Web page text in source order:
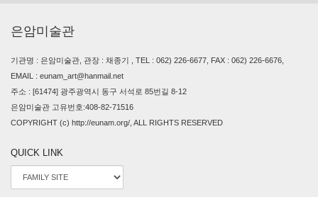
은암미술관
기관명 : 은암미술관, 관장 : 채종기 , TEL : 062) 226-6677, FAX : 062) 226-6676,
EMAIL : eunam_art@hanmail.net
주소 : [61474] 광주광역시 동구 서석로 85번길 8-12
은암미술관 고유번호:408-82-71516
COPYRIGHT (c) http://eunam.org/, ALL RIGHTS RESERVED
QUICK LINK